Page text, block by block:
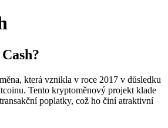
která vznikla v roce 2017 v důsledku
Tento kryptoměnový projekt klade
poplatky, což ho činí atraktivní